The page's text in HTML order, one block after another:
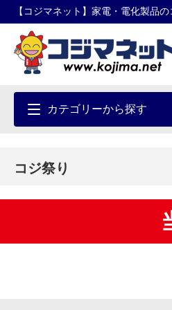
【コジマネット】家電・電化製品
カテゴリーから探す
コジ祭り